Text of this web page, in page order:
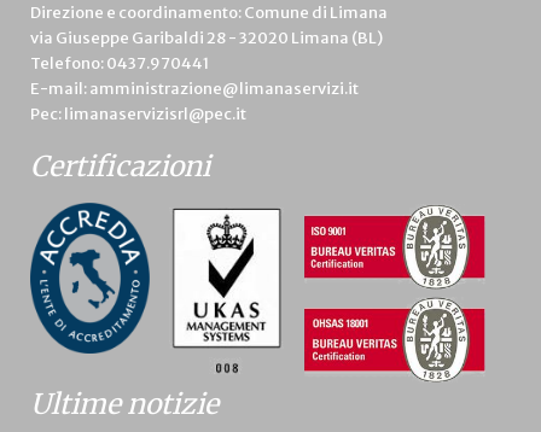
Direzione e coordinamento: Comune di Limana
via Giuseppe Garibaldi 28 - 32020 Limana (BL)
Telefono:0437.970441
E-mail:amministrazione@limanaservizi.it
Pec:limanaservizisrl@pec.it
Certificazioni
Ultime notizie